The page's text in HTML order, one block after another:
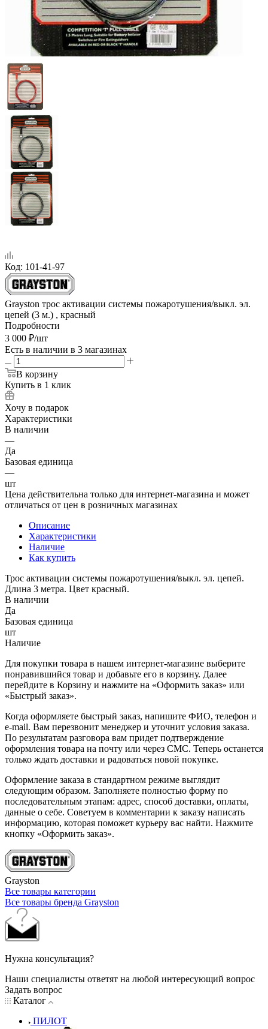
Код: 101-41-97
Grayston трос активации системы пожаротушения/выкл. эл.
цепей (3 м.) , красный
Подробности
3 000 ₽/шт
Есть в наличии в 3 магазинах
В корзину
Купить в 1 клик
Хочу в подарок
Характеристики
В наличии
—
Да
Базовая единица
—
шт
Цена действительна только для интернет-магазина и может
отличаться от цен в розничных магазинах
Описание
Характеристики
Наличие
Как купить
Трос активации системы пожаротушения/выкл. эл. цепей.
Длина 3 метра. Цвет красный.
В наличии
Да
Базовая единица
шт
Наличие
Для покупки товара в нашем интернет-магазине выберите
понравившийся товар и добавьте его в корзину. Далее
перейдите в Корзину и нажмите на «Оформить заказ» или
«Быстрый заказ».
Когда оформляете быстрый заказ, напишите ФИО, телефон и
e-mail. Вам перезвонит менеджер и уточнит условия заказа.
По результатам разговора вам придет подтверждение
оформления товара на почту или через СМС. Теперь останется
только ждать доставки и радоваться новой покупке.
Оформление заказа в стандартном режиме выглядит
следующим образом. Заполняете полностью форму по
последовательным этапам: адрес, способ доставки, оплаты,
данные о себе. Советуем в комментарии к заказу написать
информацию, которая поможет курьеру вас найти. Нажмите
кнопку «Оформить заказ».
Grayston
Все товары категории
Все товары бренда Grayston
Нужна консультация?
Наши специалисты ответят на любой интересующий вопрос
Задать вопрос
Каталог
ПИЛОТ